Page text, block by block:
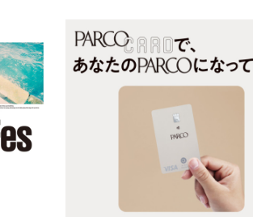
レストラン・カフェ
TAX FREE
PARCOメンバーズ
ภาษาไทย
日本語